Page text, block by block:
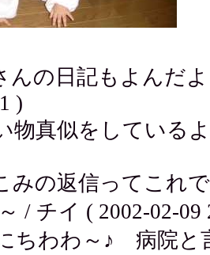
んの日記もよんだ
)
物真似をしている
みの返信ってこれ
/ チイ ( 2002-02-09
ちわわ～♪ 病院